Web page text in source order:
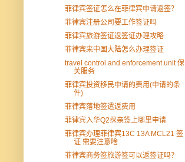
菲律宾签证怎么在菲律宾申请返签？
菲律宾注册公司要工作签证吗
菲律宾旅游签证返签证办理攻略
菲律宾来中国大陆怎么办理签证
travel control and enforcement unit 保
关服务
菲律宾投资移民申请的费用(申请的条
件)
菲律宾落地签遣返费用
菲律宾入华Q2探亲签上哪里申请
菲律宾办理菲律宾13C 13A MCL21 签
证 需要注意啥
菲律宾商务签旅游签可以返签证吗？